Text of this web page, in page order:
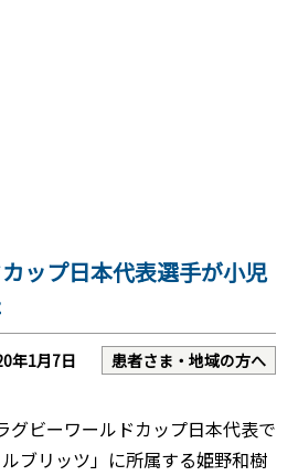
ップ日本代表選手が小児
年1月7日 患者さま・地域の方へ
グビーワールドカップ日本代表で
ブリッツ」に所属する姫野和樹